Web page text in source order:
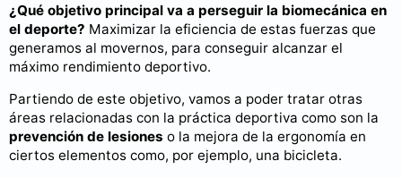
¿Qué objetivo principal va a perseguir la biomecánica en
el deporte? Maximizar la eficiencia de estas fuerzas que
generamos al movernos, para conseguir alcanzar el
máximo rendimiento deportivo.
Partiendo de este objetivo, vamos a poder tratar otras
áreas relacionadas con la práctica deportiva como son la
prevención de lesiones o la mejora de la ergonomía en
ciertos elementos como, por ejemplo, una bicicleta.